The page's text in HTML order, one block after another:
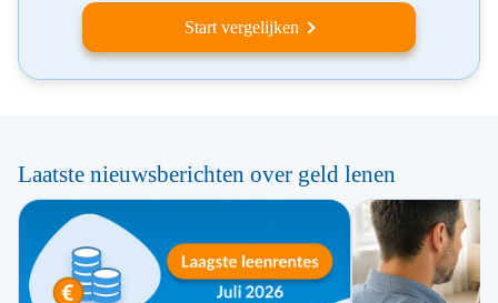
Start vergelijken
Laatste nieuwsberichten over geld lenen